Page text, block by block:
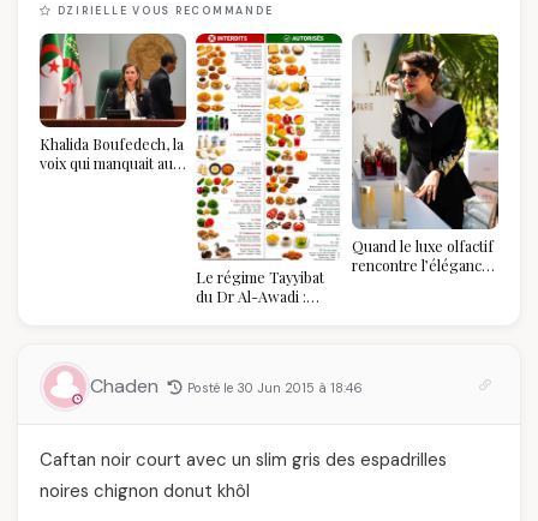
DZIRIELLE VOUS RECOMMANDE
Khalida Boufedech, la
voix qui manquait au
Le régime Tayyibat
du Dr Al-Awadi :
vraiment savoir
Quand le luxe olfactif
rencontre l’élégance
Chaden Posté le 30 Jun 2015 à 18:46
Caftan noir court avec un slim gris des espadrilles
noires chignon donut khôl